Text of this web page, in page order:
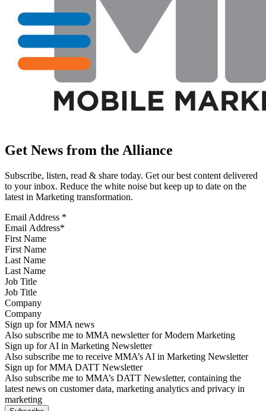
Get News from the Alliance
Subscribe, listen, read & share today. Get our best content delivered
to your inbox. Reduce the white noise but keep up to date on the
latest in Marketing transformation.
Email Address *
First Name
Last Name
Job Title
Company
Sign up for MMA news
Also subscribe me to MMA newsletter for Modern Marketing
Sign up for AI in Marketing Newsletter
Also subscribe me to receive MMA’s AI in Marketing Newsletter
Sign up for MMA DATT Newsletter
Also subscribe me to MMA’s DATT Newsletter, containing the
latest news on customer data, marketing analytics and privacy in
marketing